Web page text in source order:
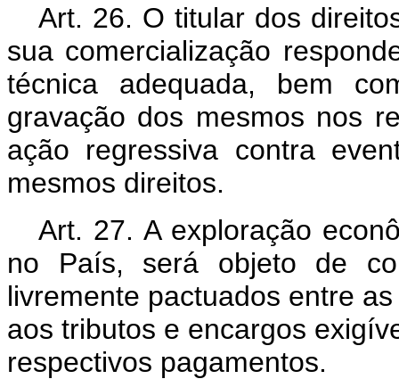
Art. 26. O titular dos
sua comercialização
técnica adequada, bem
gravação dos mesmos nos
ação regressiva contra
mesmos direitos.
Art. 27. A exploração
no País, será objeto de
livremente pactuados entre
aos tributos e encargos
respectivos pagamentos.